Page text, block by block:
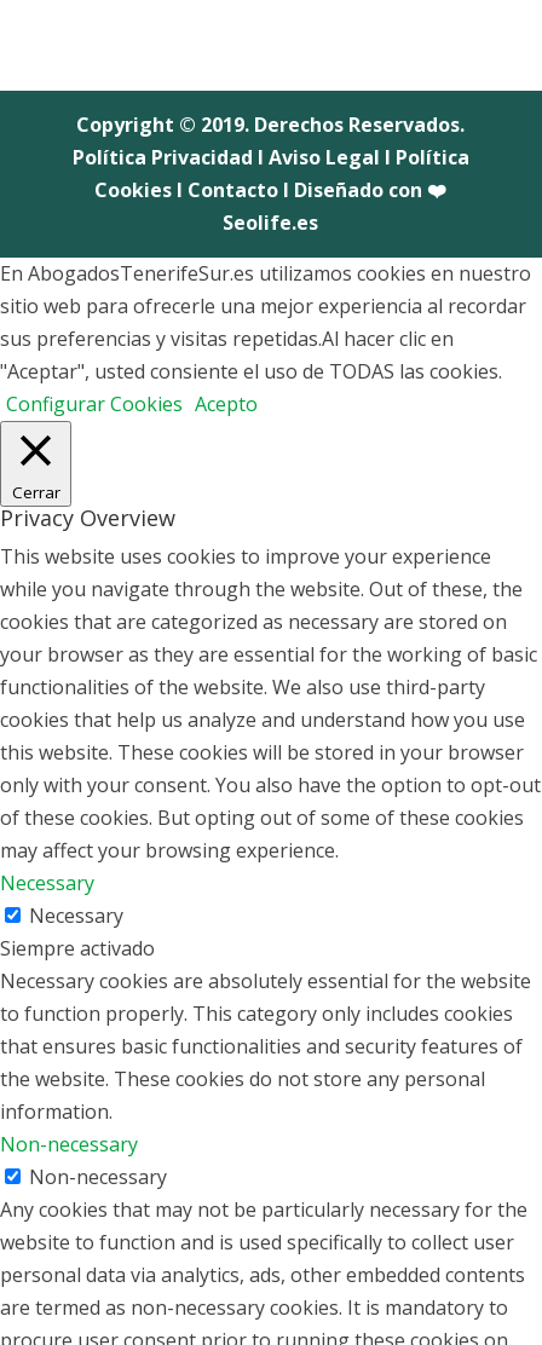
Copyright © 2019. Derechos Reservados.
Política Privacidad I Aviso Legal I Política
Cookies I Contacto I Diseñado con ❤️
Seolife.es
En AbogadosTenerifeSur.es utilizamos cookies en nuestro
sitio web para ofrecerle una mejor experiencia al recordar
sus preferencias y visitas repetidas.Al hacer clic en
"Aceptar", usted consiente el uso de TODAS las cookies.
Configurar Cookies Acepto
Cerrar
Privacy Overview
This website uses cookies to improve your experience
while you navigate through the website. Out of these, the
cookies that are categorized as necessary are stored on
your browser as they are essential for the working of basic
functionalities of the website. We also use third-party
cookies that help us analyze and understand how you use
this website. These cookies will be stored in your browser
only with your consent. You also have the option to opt-out
of these cookies. But opting out of some of these cookies
may affect your browsing experience.
Necessary
Necessary
Siempre activado
Necessary cookies are absolutely essential for the website
to function properly. This category only includes cookies
that ensures basic functionalities and security features of
the website. These cookies do not store any personal
information.
Non-necessary
Non-necessary
Any cookies that may not be particularly necessary for the
website to function and is used specifically to collect user
personal data via analytics, ads, other embedded contents
are termed as non-necessary cookies. It is mandatory to